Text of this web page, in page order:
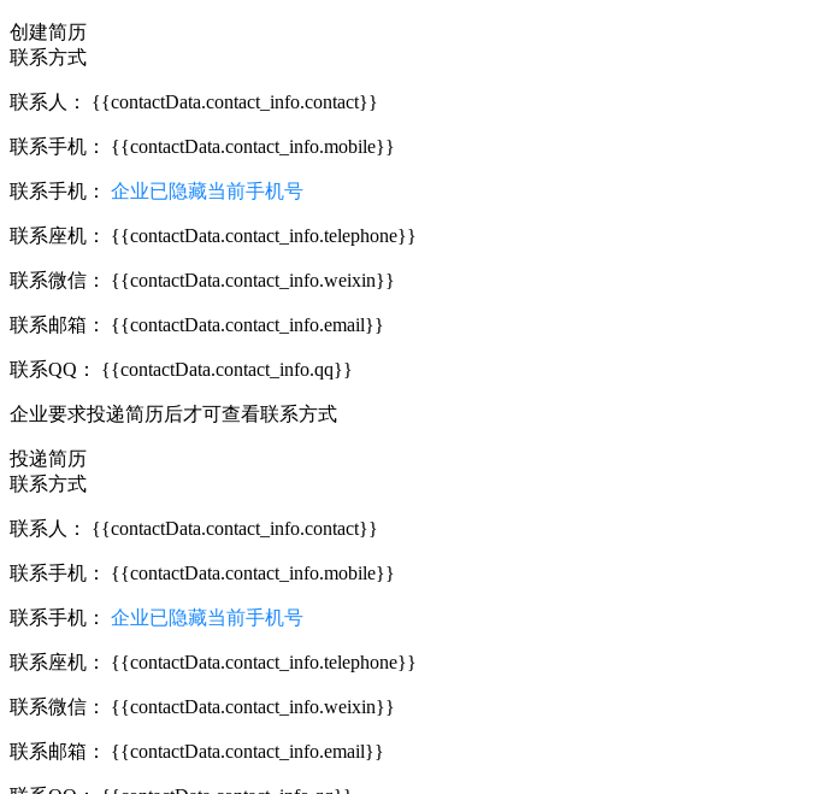
创建简历
联系方式
联系人： {{contactData.contact_info.contact}}
联系手机： {{contactData.contact_info.mobile}}
联系手机： 企业已隐藏当前手机号
联系座机： {{contactData.contact_info.telephone}}
联系微信： {{contactData.contact_info.weixin}}
联系邮箱： {{contactData.contact_info.email}}
联系QQ： {{contactData.contact_info.qq}}
企业要求投递简历后才可查看联系方式
投递简历
联系方式
联系人： {{contactData.contact_info.contact}}
联系手机： {{contactData.contact_info.mobile}}
联系手机： 企业已隐藏当前手机号
联系座机： {{contactData.contact_info.telephone}}
联系微信： {{contactData.contact_info.weixin}}
联系邮箱： {{contactData.contact_info.email}}